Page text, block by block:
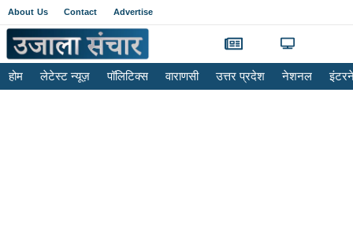
About Us Contact Advertise
होम लेटेस्ट न्यूज़ पॉलिटिक्स वाराणसी उत्तर प्रदेश नेशनल